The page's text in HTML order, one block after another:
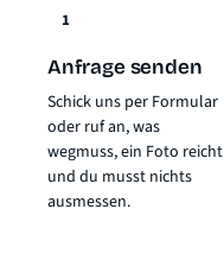
1
Anfrage senden
Schick uns per Formular
oder ruf an, was
wegmuss, ein Foto reicht
und du musst nichts
ausmessen.